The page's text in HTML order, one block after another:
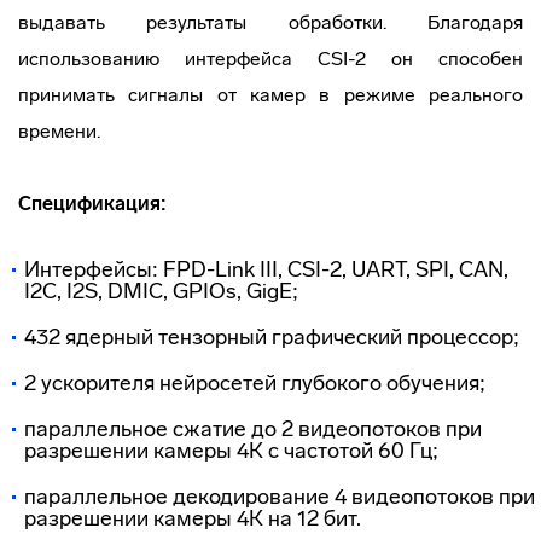
выдавать результаты обработки. Благодаря
использованию интерфейса CSI-2 он способен
принимать сигналы от камер в режиме реального
времени.
Спецификация:
Интерфейсы: FPD-Link III, CSI-2, UART, SPI, CAN,
I2C, I2S, DMIC, GPIOs, GigE;
432 ядерный тензорный графический процессор;
2 ускорителя нейросетей глубокого обучения;
параллельное сжатие до 2 видеопотоков при
разрешении камеры 4К с частотой 60 Гц;
параллельное декодирование 4 видеопотоков при
разрешении камеры 4К на 12 бит.